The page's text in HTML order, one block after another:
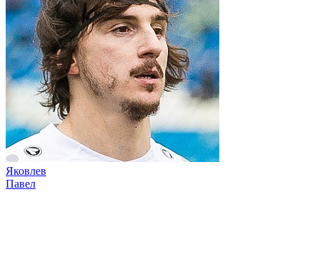
Яковлев
Павел